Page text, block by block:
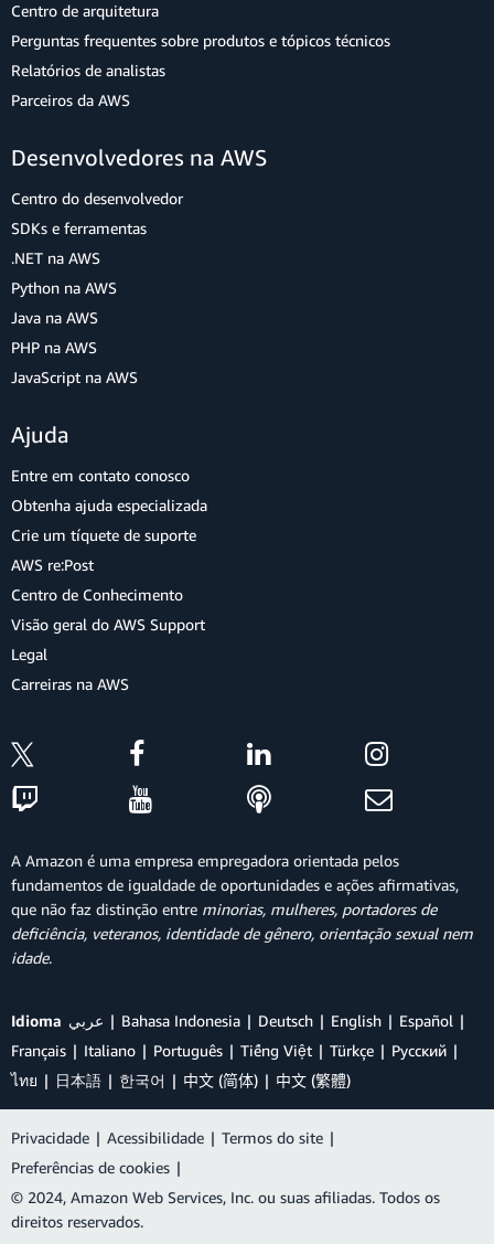
Centro de arquitetura
Perguntas frequentes sobre produtos e tópicos técnicos
Relatórios de analistas
Parceiros da AWS
Desenvolvedores na AWS
Centro do desenvolvedor
SDKs e ferramentas
.NET na AWS
Python na AWS
Java na AWS
PHP na AWS
JavaScript na AWS
Ajuda
Entre em contato conosco
Obtenha ajuda especializada
Crie um tíquete de suporte
AWS re:Post
Centro de Conhecimento
Visão geral do AWS Support
Legal
Carreiras na AWS
A Amazon é uma empresa empregadora orientada pelos
fundamentos de igualdade de oportunidades e ações afirmativas,
que não faz distinção entre minorias, mulheres, portadores de
deficiência, veteranos, identidade de gênero, orientação sexual nem
idade.
Idioma عربي Bahasa Indonesia Deutsch English
Español
Français
Italiano Português Tiếng Việt Türkçe
Ρусский
ไทย
日本語 한국어 中文 (简体) 中文 (繁體)
Privacidade | Acessibilidade | Termos do site |
Preferências de cookies |
© 2024, Amazon Web Services, Inc. ou suas afiliadas. Todos os
direitos reservados.